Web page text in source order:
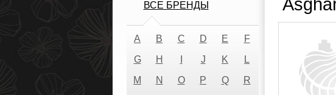
ВСЕ БРЕНДЫ
A B C D E
F
G
H J K
L
M
N O P Q
R